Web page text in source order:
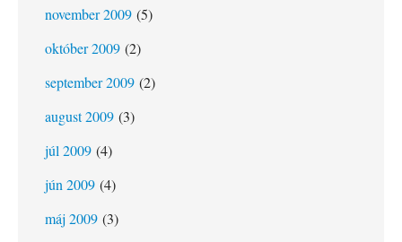
november 2009 (5)
október 2009 (2)
september 2009 (2)
august 2009 (3)
júl 2009 (4)
jún 2009 (4)
máj 2009 (3)